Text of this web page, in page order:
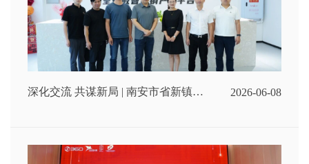
深化交流 共谋新局 | 南安市省新镇招
2026-06-08